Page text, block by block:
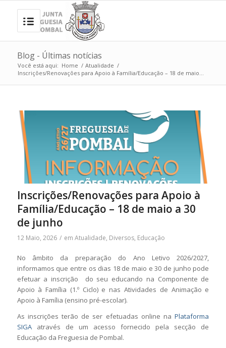
Blog - Últimas notícias
Você está aqui: Home / Atualidade /
Inscrições/Renovações para Apoio à Família/Educação – 18 de maio...
Inscrições/Renovações para Apoio à
Família/Educação – 18 de maio a 30
de junho
12 Maio, 2026 / em Atualidade, Diversos, Educação
No âmbito da preparação do Ano Letivo 2026/2027,
informamos que entre os dias 18 de maio e 30 de junho pode
efetuar a inscrição do seu educando na Componente de
Apoio à Família (1.º Ciclo) e nas Atividades de Animação e
Apoio à Família (ensino pré-escolar).
As inscrições terão de ser efetuadas online naPlataforma
SIGAatravés de um acesso fornecido pela secção de
Educação da Freguesia de Pombal.